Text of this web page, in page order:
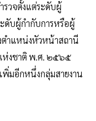
วจตั้งแต่ระดับผู้
ดับผู้กำกับการหรือผู้
ตำแหน่งหัวหน้าสถานี
ห่งชาติ พ.ศ. ๒๕๖๕
พิ่มอีกหนึ่งกลุ่มสายงาน